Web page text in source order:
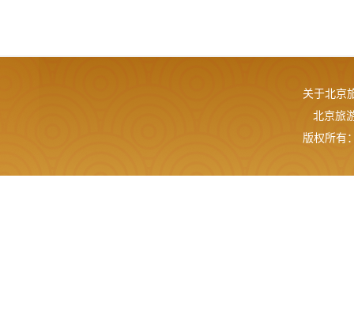
关于北京
北京旅
版权所有